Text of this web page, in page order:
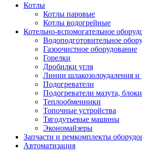
Котлы
Котлы паровые
Котлы водогрейные
Котельно-вспомогательное
Водоподготовительное
Газоочистное оборудование
Горелки
Дробилки угля
Линии шлакозолоудаления и
Подогреватели
Подогреватели мазута,
Теплообменники
Топочные устройства
Тягодутьевые машины
Экономайзеры
Запчасти и ремкомплекты
Автоматизация